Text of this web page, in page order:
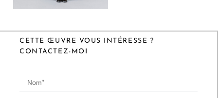
CETTE ŒUVRE VOUS INTÉRESSE ?
CONTACTEZ-MOI